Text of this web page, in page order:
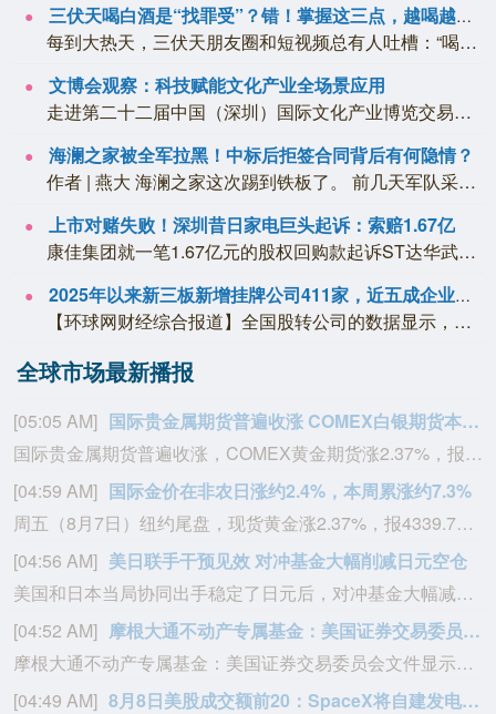
三伏天喝白酒是“找罪受”？错！掌握这三点，越喝越舒爽
每到大热天，三伏天朋友圈和短视频总有人吐槽：“喝口白酒，立刻冒汗，整个人更燥热。...
文博会观察：科技赋能文化产业全场景应用
走进第二十二届中国（深圳）国际文化产业博览交易会（以下简称“文博会”），您会对科...
海澜之家被全军拉黑！中标后拒签合同背后有何隐情？
作者 | 燕大 海澜之家这次踢到铁板了。 前几天军队采购网发布一则违规处理公告，...
上市对赌失败！深圳昔日家电巨头起诉：索赔1.67亿
康佳集团就一笔1.67亿元的股权回购款起诉ST达华武汉证券配资服务中心。 6月2...
2025年以来新三板新增挂牌公司411家，近五成企业启动上市筹备工作
【环球网财经综合报道】全国股转公司的数据显示，截至2026年4月末，2025年以...
全球市场最新播报
[05:05 AM]
国际贵金属期货普遍收涨 COMEX白银期货本周累涨超10%
国际贵金属期货普遍收涨，COMEX黄金期货涨2.37%，报4401.3美元/盎司，本周累涨超7%；COMEX白银期货涨3.56%，报63.8美元/盎司，本周累涨超10%。
[04:59 AM] 国际金价在非农日涨约2.4%，本周累涨约7.3%
周五（8月7日）纽约尾盘，现货黄金涨2.37%，报4339.75美元/盎司，亚太盘初以来平滑地持续走高、北京时间20:30发布美国非农就业数据时加速上涨——从4320美元下方拉升至4360美元一线，本周累计上涨7.27%，8月3-4日持平于4050美元附近、5-7日持续上扬。本周，COMEX黄金期货累涨7.16%，报4400.70美元/盎司。现货白银涨3.11%，报63.4555美元/盎司，本周累涨10.29%，整体持续走高。COMEX白银期货累涨10.29%，报63.720美元/盎司。COMEX铜期货跌1.83%，报6.586美元/磅，本周累涨1.85%，8月6日欧市早盘曾达到6.8665美元。现货铂金涨1.33%，报1749.38美元/盎司，本周累涨6.14%；现货钯金涨0.64%，报1382.91美元/盎司，本周累涨7.37%。本周，在美股时段交易的费城金银指数累涨19.70%，报368.56点，整体持续走高。在全球市场全天交易的纽约证交所ARCA金矿开采商指数累涨20.16%，报2570.44点，整体持续走高。在美股时段交易的原材料指数累涨7.44%，报249.68点。在美股时段交易的金属与矿业指数累涨7.98%，报295.29点。
[04:56 AM] 美日联手干预见效 对冲基金大幅削减日元空仓
美国和日本当局协同出手稳定了日元后，对冲基金大幅减少了做空押注。商品期货交易委员会周五公布的数据显示，截至8月4日，期货和期权市场的杠杆基金将日元净空头头寸削减了约一半至6.36万份合约。这意味着空仓和6月底相比出现了大幅回撤，当时押注日元进一步贬值的仓位激增至近13.8万份合约，达到2007年以来之最。在美日利差扩大的影响下，日元一度跌至1986年以来的最低水平，刺激投机者加大了做空力度。美日两国政府联手干预后交易员开始减少空仓，日元也迎来反弹。尽管日本央行维持基准利率不变，但隔夜指数互换显示其9月加息的概率约在60%。美国周五公布的不及预期非农就业数据也令美元承压，降低了市场对美联储收紧货币政策的押注。交易员目前认为美国央行下个月上调利率的概率约为40%，远低于报告发布前的60%左右。
[04:52 AM]
摩根大通不动产专属基金：美国证券交易委员会文件显示，该基金已提交S类、A类、I类股份发行申请，发行规模未披露。
摩根大通不动产专属基金：美国证券交易委员会文件显示，该基金已提交S类、A类、I类股份发行申请，发行规模未披露。
[04:49 AM]
8月8日美股成交额前20：SpaceX将自建发电厂保障电力供应